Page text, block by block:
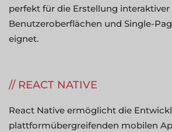
perfekt für die Erstellung interaktiver
Benutzeroberflächen und Single-
eignet.
REACT NATIVE
React Native ermöglicht die
plattformübergreifenden mobilen